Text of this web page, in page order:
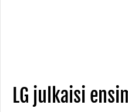
LG julkaisi